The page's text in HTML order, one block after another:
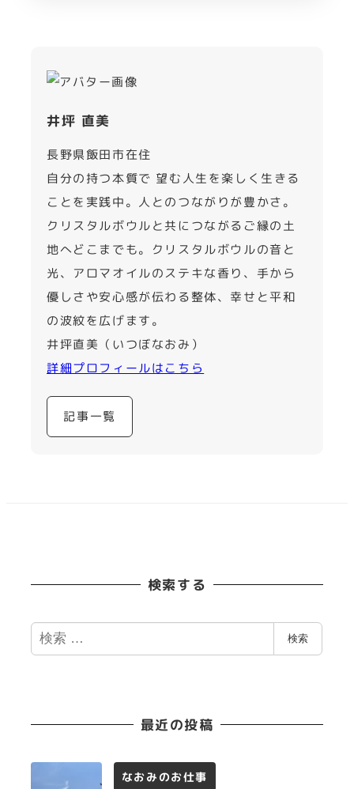
井坪 直美
長野県飯田市在住
自分の持つ本質で 望む人生を楽しく生きる
ことを実践中。人とのつながりが豊かさ。
クリスタルボウルと共につながるご縁の土
地へどこまでも。クリスタルボウルの音と
光、アロマオイルのステキな香り、手から
優しさや安心感が伝わる整体、幸せと平和
の波紋を広げます。
井坪直美（いつぼなおみ）
詳細プロフィールはこちら
記事一覧
検索する
検
索
検索
最近の投稿
なおみのお仕事